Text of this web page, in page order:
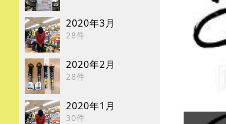
2020年3月
28件
2020年2月
28件
2020年1月
30件